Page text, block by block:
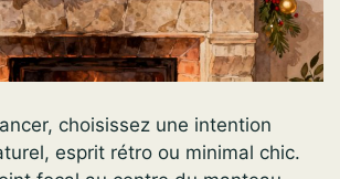
choisissez une intention
esprit rétro ou minimal chic.